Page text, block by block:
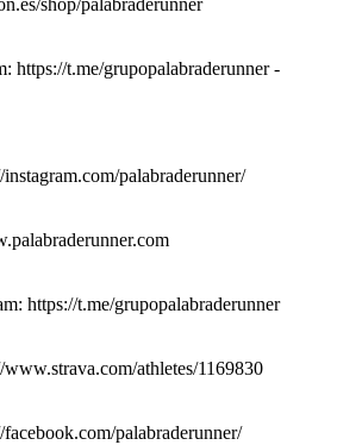
shop/palabraderunner
https://t.me/grupopalabraderunner -
palabraderunner/
https://t.me/grupopalabraderunner
athletes/1169830
palabraderunner/